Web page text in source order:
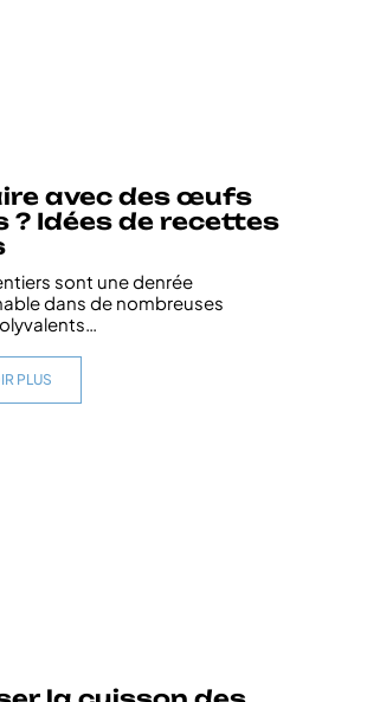
avec des œufs
? Idées de recettes
sont une denrée
dans de nombreuses
…
PLUS